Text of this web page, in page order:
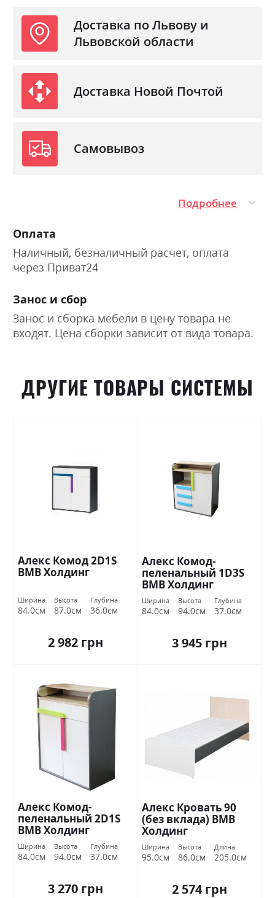
Доставка по Львову и
Львовской области
Доставка Новой Почтой
Самовывоз
Подробнее
Оплата
Наличный, безналичный расчет, оплата
через Приват24
Занос и сбор
Занос и сборка мебели в цену товара не
входят. Цена сборки зависит от вида товара.
ДРУГИЕ ТОВАРЫ СИСТЕМЫ
Алекс Комод 2D1S
ВМВ Холдинг
Ширина
84.0см
Высота
87.0см
Глубина
36.0см
2 982 грн
Алекс Комод-
пеленальный 1D3S
ВМВ Холдинг
Ширина
84.0см
Высота
94.0см
Глубина
37.0см
3 945 грн
Алекс Комод-
пеленальный 2D1S
ВМВ Холдинг
Ширина
84.0см
Высота
94.0см
Глубина
37.0см
3 270 грн
Алекс Кровать 90
(без вклада) ВМВ
Холдинг
Ширина
95.0см
Высота
86.0см
Длина
205.0см
2 574 грн